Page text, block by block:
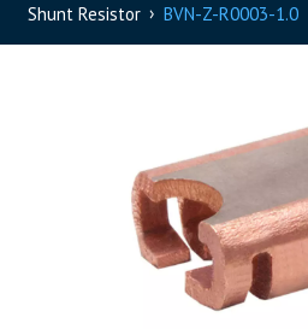
Shunt Resistor
BVN-Z-R0003-1.0